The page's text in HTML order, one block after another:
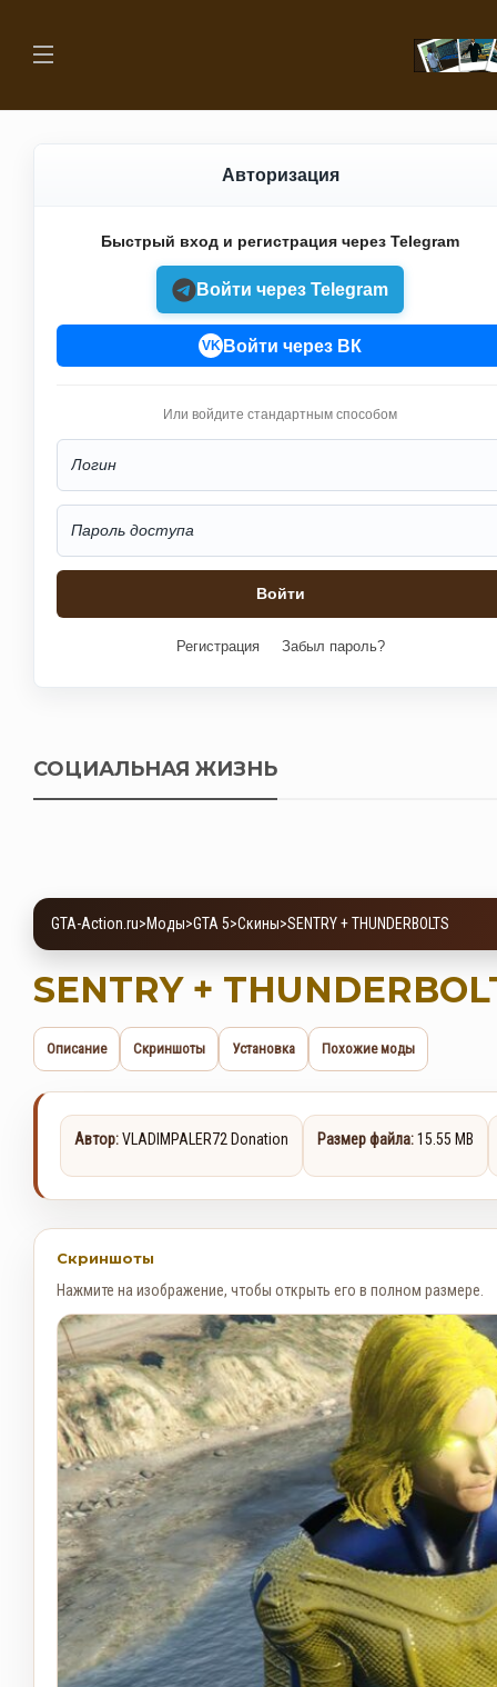
Авторизация
Быстрый вход и регистрация через Telegram
Войти через Telegram
VK Войти через ВК
Или войдите стандартным способом
Регистрация Забыл пароль?
СОЦИАЛЬНАЯ ЖИЗНЬ
GTA-Action.ru>Моды>GTA 5>Скины>SENTRY + THUNDERBOLTS
SENTRY +
Описание Скриншоты Установка Похожие моды
Автор:VLADIMPALER72 Donation Размер файла:15.55 MB
Скриншоты
Нажмите на изображение, чтобы открыть его в полном размере.